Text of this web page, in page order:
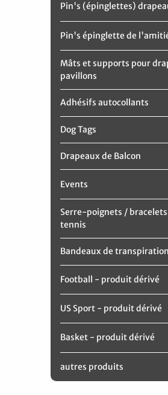
Pin's (épinglettes)
Pin's épinglette de
Mâts et supports pour
pavillons
Adhésifs autocollants
Dog Tags
Drapeaux de Balcon
Events
Serre-poignets /
tennis
Bandeaux de transpiration
Football - produit dérivé
US Sport - produit dérivé
Basket - produit dérivé
autres produits